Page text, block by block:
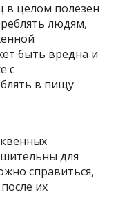
в целом полезен
людям,
быть вредна и
с
в пищу
для
справиться,
их